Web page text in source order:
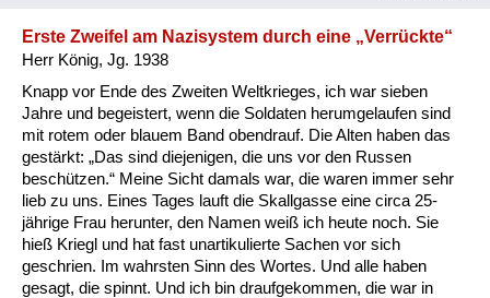
Wohnen
Erste Zweifel am Nazisystem durch eine „Verrückte“
Herr König, Jg. 1938
Knapp vor Ende des Zweiten Weltkrieges, ich war sieben
Jahre und begeistert, wenn die Soldaten herumgelaufen sind
mit rotem oder blauem Band obendrauf. Die Alten haben das
gestärkt: „Das sind diejenigen, die uns vor den Russen
beschützen.“ Meine Sicht damals war, die waren immer sehr
lieb zu uns. Eines Tages lauft die Skallgasse eine circa 25-
jährige Frau herunter, den Namen weiß ich heute noch. Sie
hieß Kriegl und hat fast unartikulierte Sachen vor sich
geschrien. Im wahrsten Sinn des Wortes. Und alle haben
gesagt, die spinnt. Und ich bin draufgekommen, die war in